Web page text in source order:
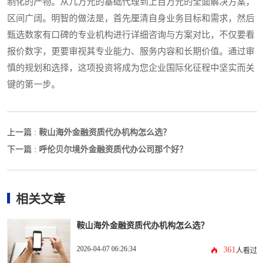
区间广阔。明智的做法是，首先厘清自身业务目标和需求，然后
甄选数家有口碑的专业机构进行详细咨询与方案对比，不仅要看
报价数字，更要审视其专业能力、服务内容和长期价值。通过审
慎的规划和选择，这项投资将成为您企业国际化征程中坚实而关
键的第一步。
上一篇 : 鞍山海外金融资质代办机构怎么选？
下一篇 : 呼伦贝尔境外金融资质代办公司那个好？
相关文章
鞍山海外金融资质代办机构怎么选？
2026-04-07 06:26:34 361人看过